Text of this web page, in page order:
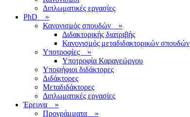
Διπλωματικές εργασίες
PhD »
Κανονισμός σπουδών »
Διδακτορικής διατριβής
Κανονισμός μεταδιδακτορικών σπουδών
Υποτροφίες »
Υποτροφία Καραγεώργου
Υποψήφιοι διδάκτορες
Διδάκτορες
Μεταδιδάκτορες
Διπλωματικές εργασίες
Έρευνα »
Προγράμματα »